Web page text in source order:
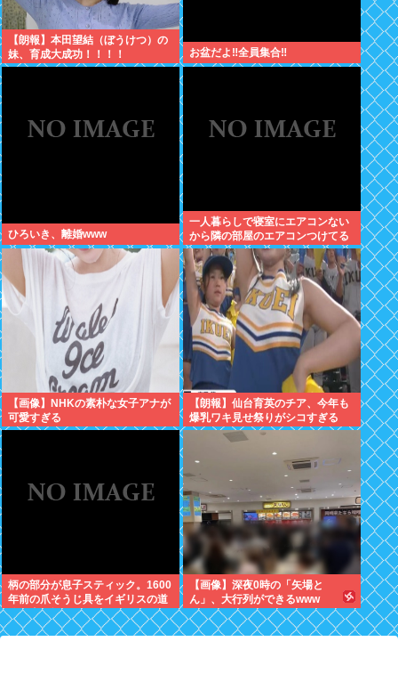
【朗報】本田望結（ぼうけつ）の
妹、育成大成功！！！！
お盆だよ‼全員集合‼
ひろいき、離婚www
一人暮らしで寝室にエアコンない
から隣の部屋のエアコンつけてる
【画像】NHKの素朴な女子アナが
可愛すぎる
【朗報】仙台育英のチア、今年も
爆乳ワキ見せ祭りがシコすぎる
柄の部分が息子スティック。1600
年前の爪そうじ具をイギリスの道
路工事現場で発見
【画像】深夜0時の「矢場と
ん」、大行列ができるwww